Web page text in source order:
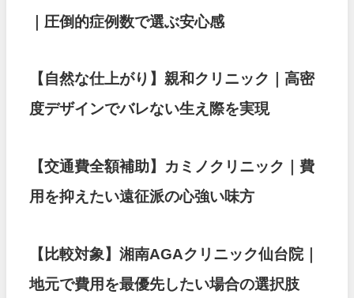
｜圧倒的症例数で選ぶ安心感
【自然な仕上がり】親和クリニック｜高密
度デザインでバレない生え際を実現
【交通費全額補助】カミノクリニック｜費
用を抑えたい遠征派の心強い味方
【比較対象】湘南AGAクリニック仙台院｜
地元で費用を最優先したい場合の選択肢